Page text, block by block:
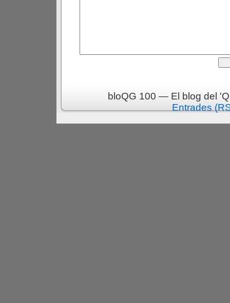
bloQG 100 — El blog del
Entrades